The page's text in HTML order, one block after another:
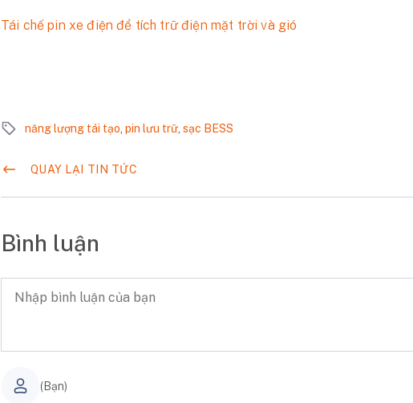
Tái chế pin xe điện để tích trữ điện mặt trời và gió
năng lượng tái tạo, pin lưu trữ, sạc BESS
QUAY LẠI TIN TỨC
Bình luận
(Bạn)